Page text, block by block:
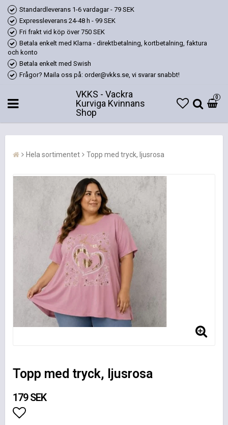
Standardleverans 1-6 vardagar - 79 SEK
Expressleverans 24-48 h - 99 SEK
Fri frakt vid köp över 750 SEK
Betala enkelt med Klarna - direktbetalning, kortbetalning, faktura
och konto
Betala enkelt med Swish
Frågor? Maila oss på: order@vkks.se, vi svarar snabbt!
VKKS - Vackra
Kurviga Kvinnans
Shop
0
Hela sortimentet Topp med tryck, ljusrosa
Topp med tryck, ljusrosa
179 SEK